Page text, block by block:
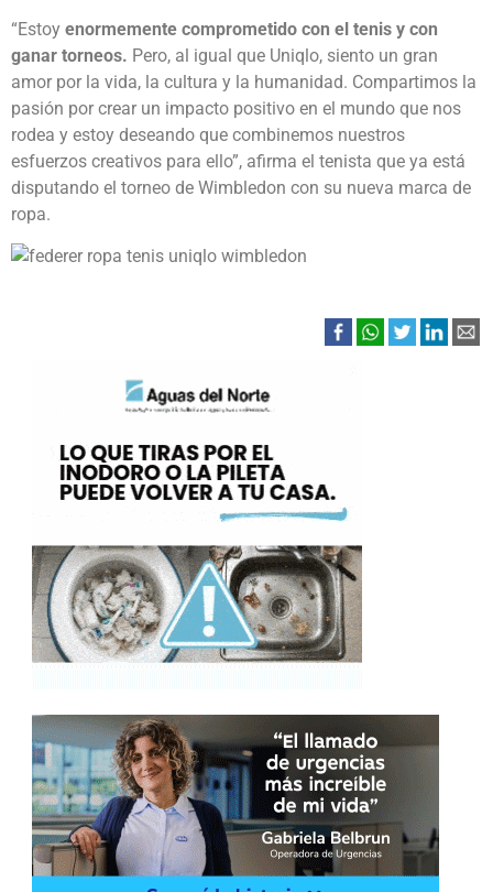
“Estoy enormemente comprometido con el tenis y con
ganar torneos. Pero, al igual que Uniqlo, siento un gran
amor por la vida, la cultura y la humanidad. Compartimos la
pasión por crear un impacto positivo en el mundo que nos
rodea y estoy deseando que combinemos nuestros
esfuerzos creativos para ello”, afirma el tenista que ya está
disputando el torneo de Wimbledon con su nueva marca de
ropa.